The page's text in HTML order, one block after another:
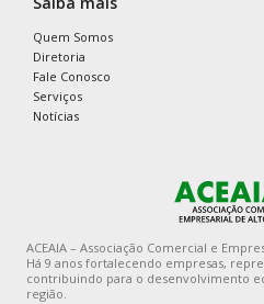
Quem Somos
Diretoria
Fale Conosco
Serviços
Notícias
ACEAIA – Associação Comercial e
Há 9 anos fortalecendo empresas,
contribuindo para o desenvolvimento
região.